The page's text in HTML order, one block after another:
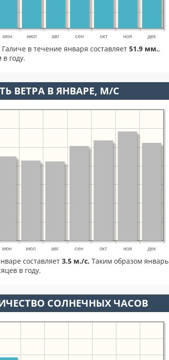
июн июл авг сен окт ноя дек
в течение января составляет 51.9 мм.,
году.
ВЕТРА В ЯНВАРЕ, М/С
июн июл авг сен окт ноя дек
составляет 3.5 м./с. Таким образом январь
в году.
СОЛНЕЧНЫХ ЧАСОВ